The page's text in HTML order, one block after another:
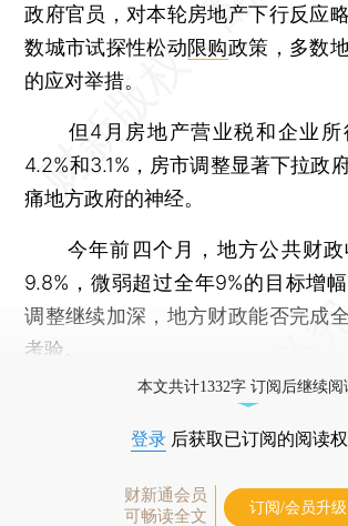
政府官员，对本轮房地产下行反应
数城市试探性松动限购政策，多数
的应对举措。
但4月房地产营业税和企业所
4.2%和3.1%，房市调整显著下拉政
痛地方政府的神经。
今年前四个月，地方公共财政
9.8%，微弱超过全年9%的目标增
调整继续加深，地方财政能否完成
考验。
本文共计1332字 订阅后继续阅
登录 后获取已订阅的阅读
财新通会员
可畅读全文
订阅/会员升级